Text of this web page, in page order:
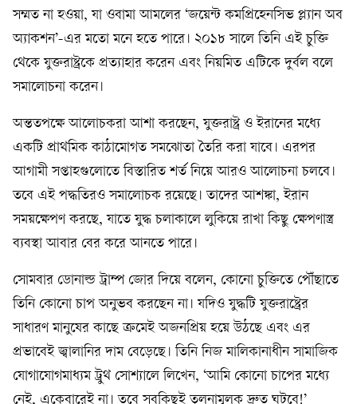
সম্মত না হওয়া, যা ওবামা আমলের ‘জয়েন্ট কমপ্রিহেনসিভ প্ল্যান অব
অ্যাকশন’-এর মতো মনে হতে পারে। ২০১৮ সালে তিনি এই চুক্তি
থেকে যুক্তরাষ্ট্রকে প্রত্যাহার করেন এবং নিয়মিত এটিকে দুর্বল বলে
সমালোচনা করেন।
অন্ততপক্ষে আলোচকরা আশা করছেন, যুক্তরাষ্ট্র ও ইরানের মধ্যে
একটি প্রাথমিক কাঠামোগত সমঝোতা তৈরি করা যাবে। এরপর
আগামী সপ্তাহগুলোতে বিস্তারিত শর্ত নিয়ে আরও আলোচনা চলবে।
তবে এই পদ্ধতিরও সমালোচক রয়েছে। তাদের আশঙ্কা, ইরান
সময়ক্ষেপণ করছে, যাতে যুদ্ধ চলাকালে লুকিয়ে রাখা কিছু ক্ষেপণাস্ত্র
ব্যবস্থা আবার বের করে আনতে পারে।
সোমবার ডোনাল্ড ট্রাম্প জোর দিয়ে বলেন, কোনো চুক্তিতে পৌঁছাতে
তিনি কোনো চাপ অনুভব করছেন না। যদিও যুদ্ধটি যুক্তরাষ্ট্রের
সাধারণ মানুষের কাছে ক্রমেই অজনপ্রিয় হয়ে উঠছে এবং এর
প্রভাবেই জ্বালানির দাম বেড়েছে। তিনি নিজ মালিকানাধীন সামাজিক
যোগাযোগমাধ্যম ট্রুথ সোশ্যালে লিখেন, ‘আমি কোনো চাপের মধ্যে
নেই, একেবারেই না। তবে সবকিছুই তুলনামূলক দ্রুত ঘটবে!’